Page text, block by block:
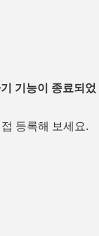
기능이 종료되었
등록해 보세요.